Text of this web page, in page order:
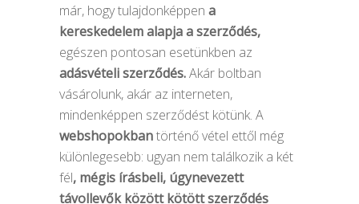
már, hogy tulajdonképpen a
kereskedelem alapja a szerződés,
egészen pontosan esetünkben az
adásvételi szerződés.Akár boltban
vásárolunk, akár az interneten,
mindenképpen szerződést kötünk. A
webshopokbantörténő vétel ettől még
különlegesebb: ugyan nem találkozik a két
fél, mégis írásbeli, úgynevezett
távollevők között kötött szerződés